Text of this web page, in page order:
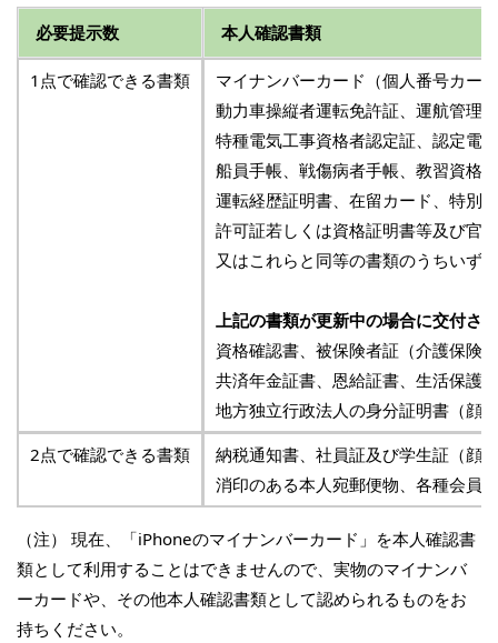
必要提示数 本人確認書類
1点で確認できる書類
マイナンバーカード（個人番号カー
動力車操縦者運転免許証、運航管理
特種電気工事資格者認定証、認定電
船員手帳、戦傷病者手帳、教習資格
運転経歴証明書、在留カード、特別
許可証若しくは資格証明書等及び官
又はこれらと同等の書類のうちいず
上記の書類が更新中の場合に交付さ
資格確認書、被保険者証（介護保険
共済年金証書、恩給証書、生活保護
地方独立行政法人の身分証明書（顔
2点で確認できる書類
納税通知書、社員証及び学生証（顔
消印のある本人宛郵便物、各種会員
（注） 現在、「iPhoneのマイナンバーカード」を本人確認書
類として利用することはできませんので、実物のマイナンバ
ーカードや、その他本人確認書類として認められるものをお
持ちください。